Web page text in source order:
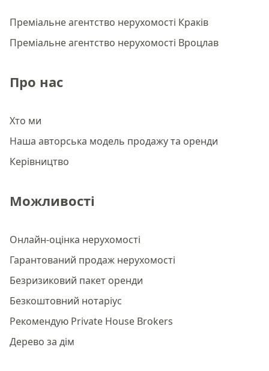
Преміальне агентство нерухомості Краків
Преміальне агентство нерухомості Вроцлав
Про нас
Хто ми
Наша авторська модель продажу та оренди
Керівництво
Можливості
Онлайн-оцінка нерухомості
Гарантований продаж нерухомості
Безризиковий пакет оренди
Безкоштовний нотаріус
Рекомендую Private House Brokers
Дерево за дім